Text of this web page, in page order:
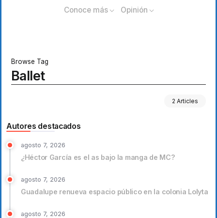
Conoce más
Opinión
Browse Tag
Ballet
2 Articles
Autores destacados
agosto 7, 2026
¿Héctor García es el as bajo la manga de MC?
agosto 7, 2026
Guadalupe renueva espacio público en la colonia Lolyta
agosto 7, 2026